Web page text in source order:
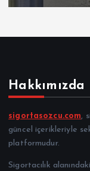
Hakkımızda
sigortasozcu.com,
güncel içerikleriyle
platformudur.
Sigortacılık